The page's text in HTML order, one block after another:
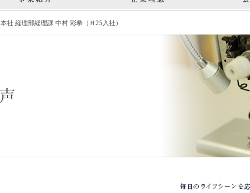
本社 経理部経理課 中村 彩希（Ｈ25入社）